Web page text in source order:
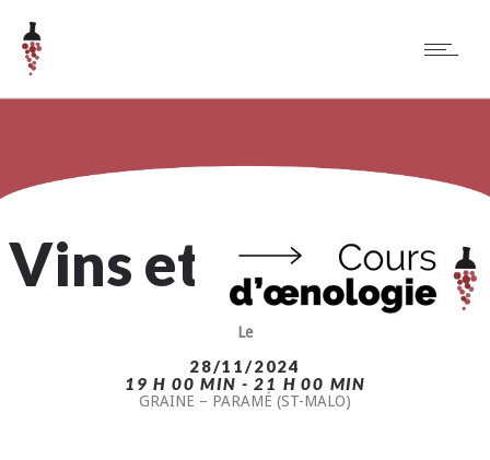
Vins et Fromages
Le
28/11/2024
19 H 00 MIN - 21 H 00 MIN
GRAINE – PARAMÉ (ST-MALO)